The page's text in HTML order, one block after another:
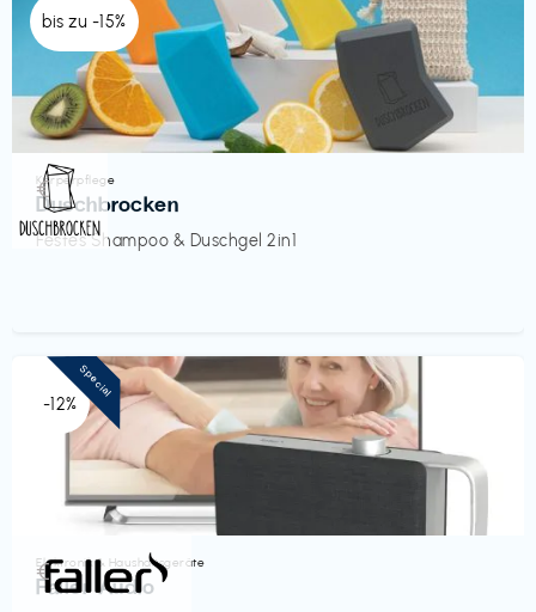
bis zu -15%
Körperpflege
Duschbrocken
Festes Shampoo & Duschgel 2in1
€‎
-12%
Elektronik & Haushaltsgeräte
Faller Audio
€‎
Special